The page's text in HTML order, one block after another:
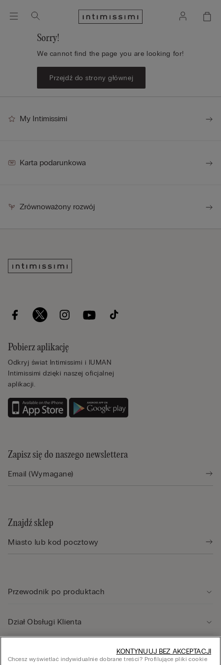
Sorry!
We cannot find the page you are looking for!
Przejdź do strony głównej
My Intimissimi
Karta podarunkowa
Zrównoważony rozwój
Pobierz aplikację
Odkryj świat Intimissimi i IUMAN
Intimissimi dzięki naszej oficjalnej
aplikacji.
Zapisz się do naszego newslettera
Znajdź sklep
Przewodnik po produktach
Dział Obsługi Klienta
Chcesz wyświetlać indywidualnie dobrane treści? Profilujące pliki cookie
KONTYNUUJ BEZ AKCEPTACJI